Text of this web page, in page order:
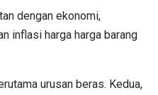
dengan ekonomi,
inflasi harga harga barang
urusan beras. Kedua,